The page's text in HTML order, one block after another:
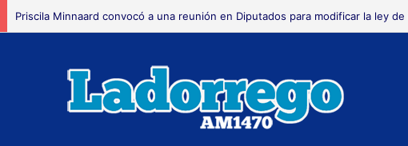
Realizaron un allanamiento en El Perdido en una causa por hurto